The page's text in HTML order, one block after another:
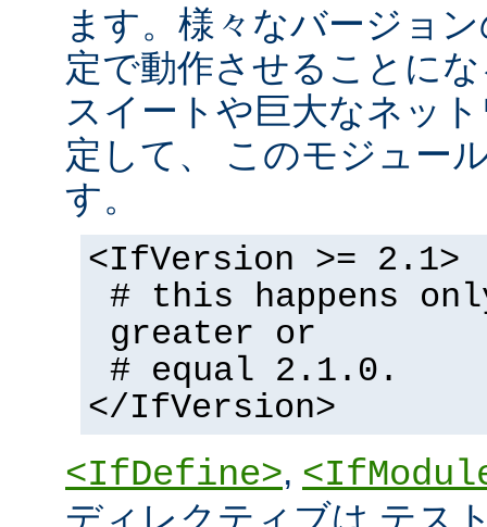
ます。様々なバージョ
定で動作させることに
スイートや巨大なネッ
定して、 このモジュー
す。
<IfVersion >= 2.1>
# this happens
greater or
# equal 2.1.0.
</IfVersion>
<IfDefine>,
ディレクティブは テス